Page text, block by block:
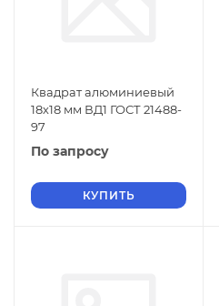
Квадрат алюминиевый
18х18 мм ВД1 ГОСТ 21488-
97
По запросу
КУПИТЬ